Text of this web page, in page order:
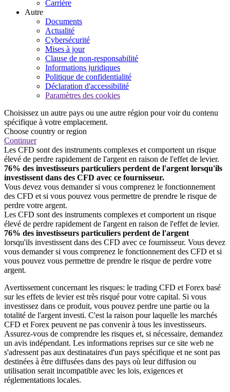
Carrière
Autre
Documents
Actualité
Cybersécurité
Mises à jour
Clause de non-responsabilité
Informations juridiques
Politique de confidentialité
Déclaration d'accessibilité
Paramètres des cookies
Choisissez un autre pays ou une autre région pour voir du contenu
spécifique à votre emplacement.
Choose country or region
Continuer
Les CFD sont des instruments complexes et comportent un risque
élevé de perdre rapidement de l'argent en raison de l'effet de levier.
76% des investisseurs particuliers perdent de l'argent lorsqu'ils
investissent dans des CFD avec ce fournisseur.
Vous devez vous demander si vous comprenez le fonctionnement
des CFD et si vous pouvez vous permettre de prendre le risque de
perdre votre argent.
Les CFD sont des instruments complexes et comportent un risque
élevé de perdre rapidement de l'argent en raison de l'effet de levier.
76% des investisseurs particuliers perdent de l'argent
lorsqu'ils investissent dans des CFD avec ce fournisseur. Vous devez
vous demander si vous comprenez le fonctionnement des CFD et si
vous pouvez vous permettre de prendre le risque de perdre votre
argent.
Avertissement concernant les risques: le trading CFD et Forex basé
sur les effets de levier est très risqué pour votre capital. Si vous
investissez dans ce produit, vous pouvez perdre une partie ou la
totalité de l'argent investi. C'est la raison pour laquelle les marchés
CFD et Forex peuvent ne pas convenir à tous les investisseurs.
Assurez-vous de comprendre les risques et, si nécessaire, demandez
un avis indépendant. Les informations reprises sur ce site web ne
s'adressent pas aux destinataires d'un pays spécifique et ne sont pas
destinées à être diffusées dans des pays où leur diffusion ou
utilisation serait incompatible avec les lois, exigences et
réglementations locales.